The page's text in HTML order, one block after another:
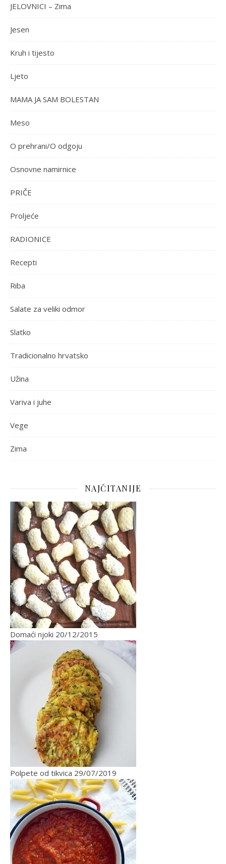
JELOVNICI – Zima
Jesen
Kruh i tijesto
Ljeto
MAMA JA SAM BOLESTAN
Meso
O prehrani/O odgoju
Osnovne namirnice
PRIČE
Proljeće
RADIONICE
Recepti
Riba
Salate za veliki odmor
Slatko
Tradicionalno hrvatsko
Užina
Variva i juhe
Vege
Zima
NAJČITANIJE
Domaći njoki 20/12/2015
Polpete od tikvica 29/07/2019